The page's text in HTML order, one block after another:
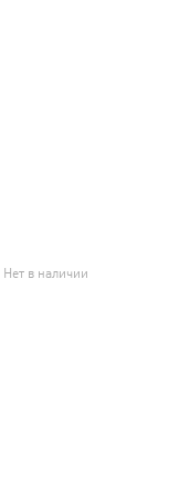
Нет в наличии